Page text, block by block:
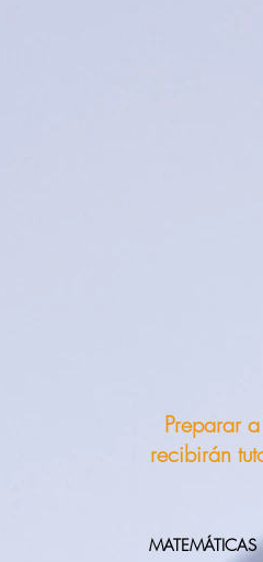
Preparar
recibirán